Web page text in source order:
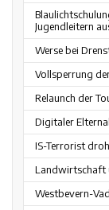
Jugendleitern
Werse bei
Vollsperrung
Relaunch der
Digitaler
IS-Terrorist
Landwirtschaft
Westbevern-